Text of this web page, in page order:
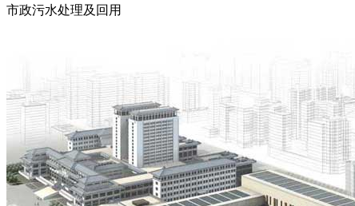
市政污水处理及回用